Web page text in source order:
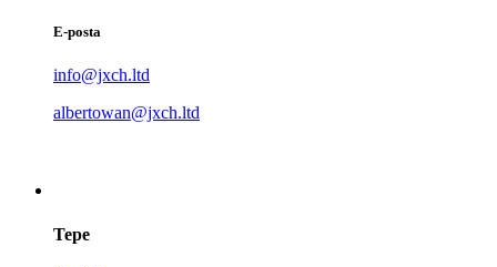
E-posta
info@jxch.ltd
albertowan@jxch.ltd
Tepe